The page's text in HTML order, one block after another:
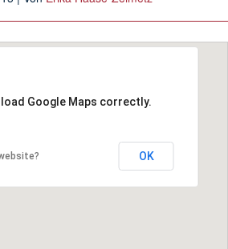
Google Maps correctly.
OK